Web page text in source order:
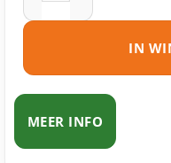
IN
MEER INFO